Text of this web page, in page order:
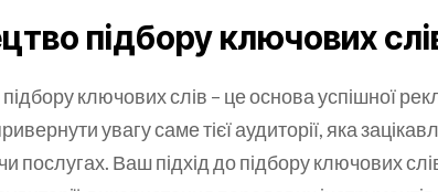
підбору ключових
ключових слів – це основа успішної
увагу саме тієї аудиторії, яка
послугах. Ваш підхід до підбору ключових